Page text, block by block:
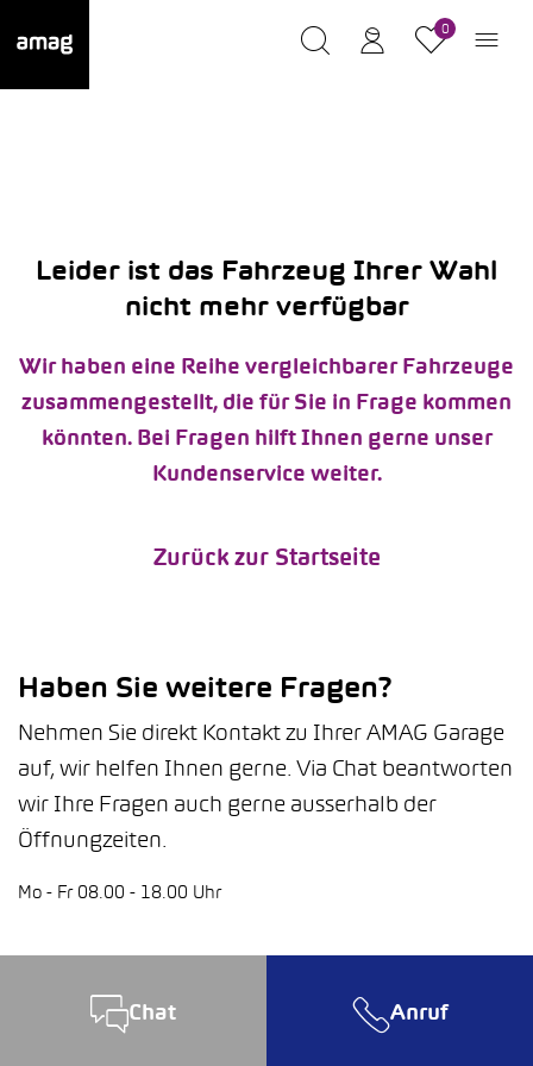
0
Leider ist das Fahrzeug Ihrer Wahl
nicht mehr verfügbar
Wir haben eine Reihe vergleichbarer Fahrzeuge
zusammengestellt, die für Sie in Frage kommen
könnten. Bei Fragen hilft Ihnen gerne unser
Kundenservice weiter.
Zurück zur Startseite
Haben Sie weitere Fragen?
Nehmen Sie direkt Kontakt zu Ihrer AMAG Garage
auf, wir helfen Ihnen gerne. Via Chat beantworten
wir Ihre Fragen auch gerne ausserhalb der
Öffnungzeiten.
Mo - Fr 08.00 - 18.00 Uhr
Chat Anruf